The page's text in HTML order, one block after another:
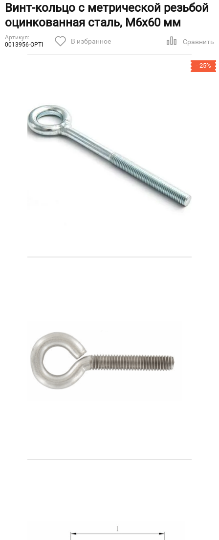
Винт-кольцо с метрической резьбой
оцинкованная сталь, M6x60 мм
Артикул:
0013956-OPTI
В избранное Сравнить
- 25%